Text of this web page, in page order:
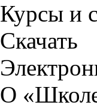
Курсы и
Скачать
О